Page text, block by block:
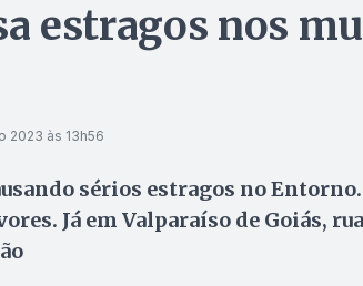
estragos nos
2023 às 13h56
sérios estragos no
Já em Valparaíso de Goiás,